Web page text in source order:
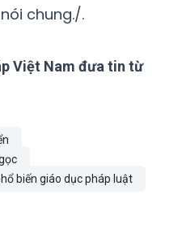
chung./.
Việt Nam đưa tin từ
biến giáo dục pháp luật